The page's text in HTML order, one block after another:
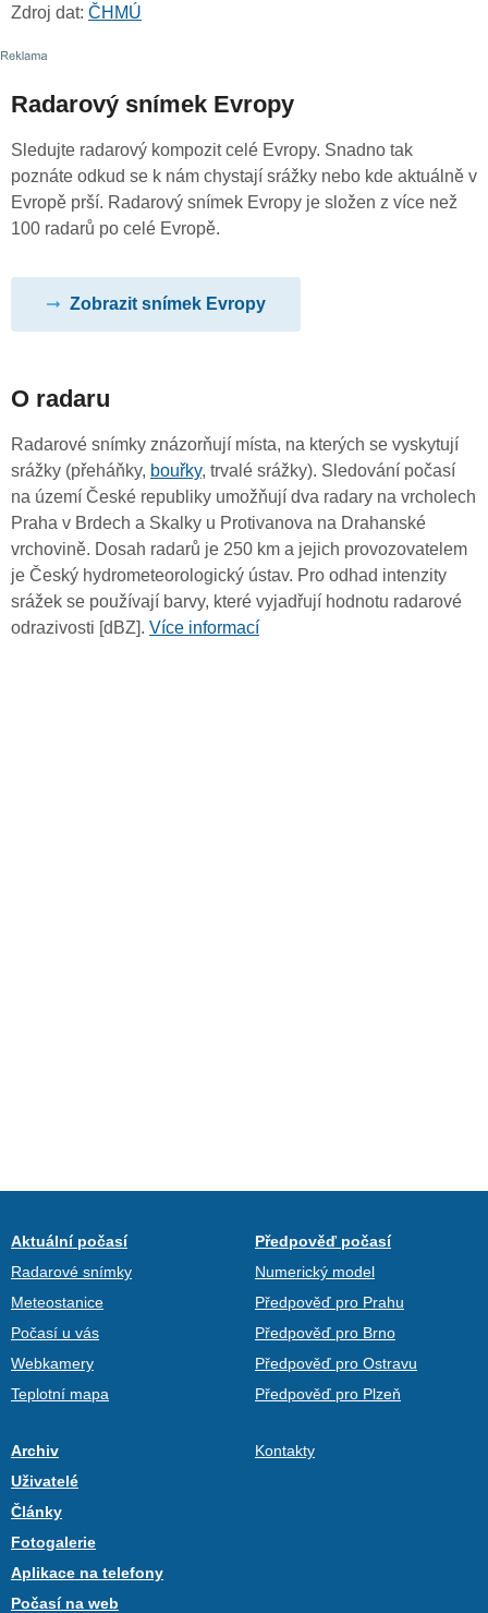
Zdroj dat: ČHMÚ
Radarový snímek Evropy
Sledujte radarový kompozit celé Evropy. Snadno tak
poznáte odkud se k nám chystají srážky nebo kde aktuálně v
Evropě prší. Radarový snímek Evropy je složen z více než
100 radarů po celé Evropě.
Zobrazit snímek Evropy
O radaru
Radarové snímky znázorňují místa, na kterých se vyskytují
srážky (přeháňky, bouřky, trvalé srážky). Sledování počasí
na území České republiky umožňují dva radary na vrcholech
Praha v Brdech a Skalky u Protivanova na Drahanské
vrchovině. Dosah radarů je 250 km a jejich provozovatelem
je Český hydrometeorologický ústav. Pro odhad intenzity
srážek se používají barvy, které vyjadřují hodnotu radarové
odrazivosti [dBZ]. Více informací
Aktuální počasí
Radarové snímky
Meteostanice
Počasí u vás
Webkamery
Teplotní mapa
Předpověď počasí
Numerický model
Předpověď pro Prahu
Předpověď pro Brno
Předpověď pro Ostravu
Předpověď pro Plzeň
Archiv
Uživatelé
Články
Fotogalerie
Aplikace na telefony
Počasí na web
Kontakty